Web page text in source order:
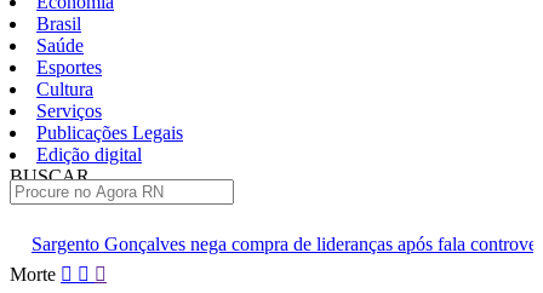
Brasil
Saúde
Esportes
Cultura
Serviços
Publicações Legais
Edição digital
BUSCAR
nega compra de lideranças após fala controversa em entrevista
Pular
Morte